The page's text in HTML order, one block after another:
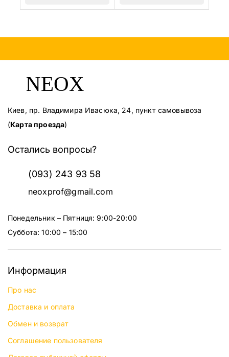
Киев, пр. Владимира Ивасюка, 24, пункт самовывоза
(Карта проезда)
Остались вопросы?
(093) 243 93 58
neoxprof@gmail.com
Понедельник – Пятниця: 9:00-20:00
Суббота: 10:00 – 15:00
Информация
Про нас
Доставка и оплата
Обмен и возврат
Соглашение пользователя